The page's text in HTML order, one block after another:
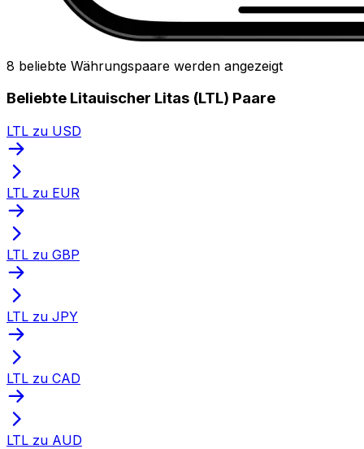
8 beliebte Währungspaare werden angezeigt
Beliebte Litauischer Litas (LTL) Paare
LTL zu USD
LTL zu EUR
LTL zu GBP
LTL zu JPY
LTL zu CAD
LTL zu AUD